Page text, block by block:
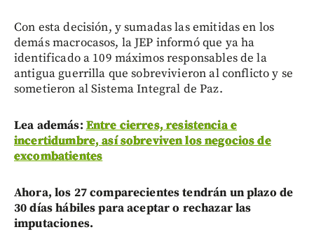
Con esta decisión, y sumadas las emitidas en los
demás macrocasos, la JEP informó que ya ha
identificado a 109 máximos responsables de la
antigua guerrilla que sobrevivieron al conflicto y se
sometieron al Sistema Integral de Paz.
Lea además: Entre cierres, resistencia e
incertidumbre, así sobreviven los negocios de
excombatientes
Ahora, los 27 comparecientes tendrán un plazo de
30 días hábiles para aceptar o rechazar las
imputaciones.